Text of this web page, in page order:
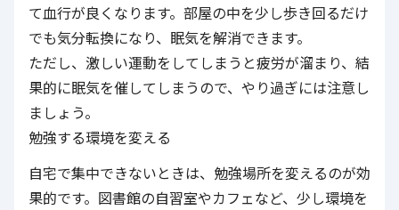
て血行が良くなります。部屋の中を少し歩き回るだけ
でも気分転換になり、眠気を解消できます。
ただし、激しい運動をしてしまうと疲労が溜まり、結
果的に眠気を催してしまうので、やり過ぎには注意し
ましょう。
勉強する環境を変える
自宅で集中できないときは、勉強場所を変えるのが効
果的です。図書館の自習室やカフェなど、少し環境を